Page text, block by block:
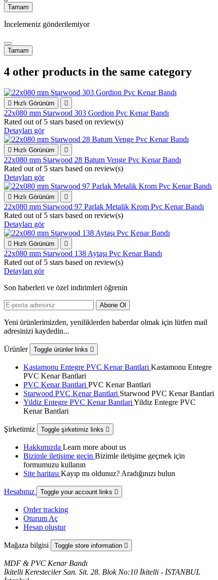
Tamam
İncelemeniz gönderilemiyor
Tamam
4 other products in the same category
 Hızlı Görünüm 
22x080 mm Starwood 303 Gordion Pvc Kenar Bandı
Rated out of 5 stars based on review(s)
Detayları gör
 Hızlı Görünüm 
22x080 mm Starwood 28 Batum Venge Pvc Kenar Bandı
Rated out of 5 stars based on review(s)
Detayları gör
 Hızlı Görünüm 
22x080 mm Starwood 97 Parlak Metalik Krom Pvc Kenar Bandı
Rated out of 5 stars based on review(s)
Detayları gör
 Hızlı Görünüm 
22x080 mm Starwood 138 Aytaşı Pvc Kenar Bandı
Rated out of 5 stars based on review(s)
Detayları gör
Son haberleri ve özel indirimleri öğrenin
Yeni ürünlerimizden, yeniliklerden haberdar olmak için lütfen mail
adresinizi kaydedin...
Ürünler Toggle ürünler links 
Kastamonu Entegre PVC Kenar Bantlari Kastamonu Entegre
PVC Kenar Bantlari
PVC Kenar Bantlari PVC Kenar Bantlari
Starwood PVC Kenar Bantlari Starwood PVC Kenar Bantlari
Yildiz Entegre PVC Kenar Bantlari Yildiz Entegre PVC
Kenar Bantlari
Şirketimiz Toggle şirketimiz links 
Hakkımızda Learn more about us
Bizimle iletişime geçin Bizimle iletişime geçmek için
formumuzu kullanın
Site haritası Kayıp mı oldunuz? Aradığınızı bulun
Hesabınız Toggle your account links 
Order tracking
Oturum Aç
Hesap oluştur
Mağaza bilgisi Toggle store information 
MDF & PVC Kenar Bandı
İkitelli Keresteciler San. Sit. 28. Blok No:10 İkitelli - İSTANBUL